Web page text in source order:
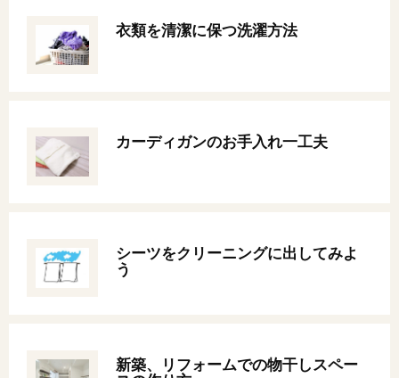
衣類を清潔に保つ洗濯方法
カーディガンのお手入れ一工夫
シーツをクリーニングに出してみよ
う
新築、リフォームでの物干しスペー